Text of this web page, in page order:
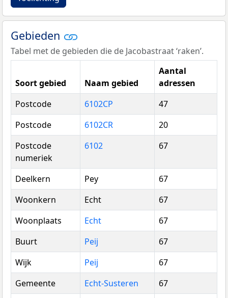
Gebieden
Tabel met de gebieden die de Jacobastraat ‘raken’.
Soort gebied Naam gebied
Aantal
adressen
Postcode
6102CP
47
Postcode
6102CR
20
Postcode
numeriek
6102 67
Deelkern Pey
67
Woonkern
Echt
67
Woonplaats
Echt
67
Buurt
Peij
67
Wijk
Peij
67
Gemeente
Echt-Susteren
67